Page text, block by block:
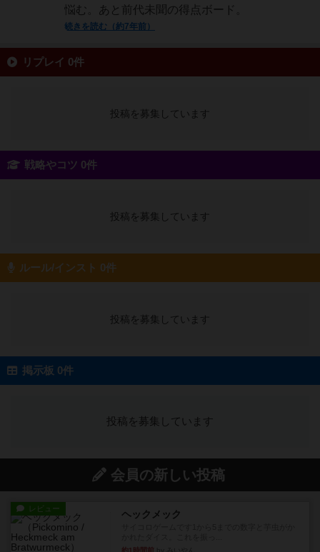
悩む。あと前代未聞の得点ボード。
続きを読む（約7年前）
リプレイ 0件
投稿を募集しています
戦略やコツ 0件
投稿を募集しています
ルール/インスト 0件
投稿を募集しています
掲示板 0件
投稿を募集しています
会員の新しい投稿
レビュー ヘックメック